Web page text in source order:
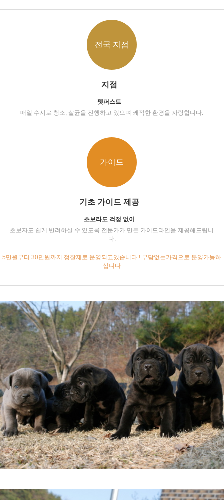
전국 지점
지점
펫퍼스트
매일 수시로 청소, 살균을 진행하고 있으며 쾌적한 환경을 자랑합니다.
가이드
기초 가이드 제공
초보라도 걱정 없이
초보자도 쉽게 반려하실 수 있도록 전문가가 만든 가이드라인을 제공해드립니
다.
5만원부터 30만원까지 정찰제로 운영되고있습니다 ! 부담없는가격으로 분양가능하
십니다